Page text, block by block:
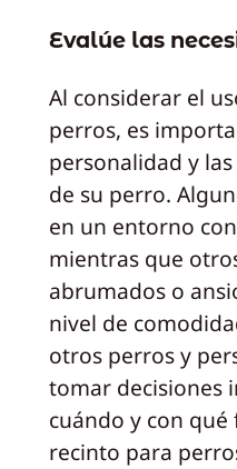
Evalúe las
Al considerar el
perros, es
personalidad y
de su perro.
en un entorno
mientras que
abrumados o
nivel de
otros perros y
tomar decisiones
cuándo y con
recinto para